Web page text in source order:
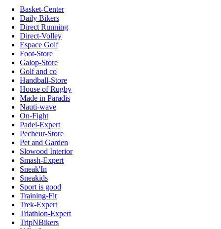
Basket-Center
Daily Bikers
Direct Running
Direct-Volley
Espace Golf
Foot-Store
Galop-Store
Golf and co
Handball-Store
House of Rugby
Made in Paradis
Nauti-wave
On-Fight
Padel-Expert
Pecheur-Store
Pet and Garden
Slowood Interior
Smash-Expert
Sneak'In
Sneakids
Sport is good
Training-Fit
Trek-Expert
Triathlon-Expert
TripNBikers